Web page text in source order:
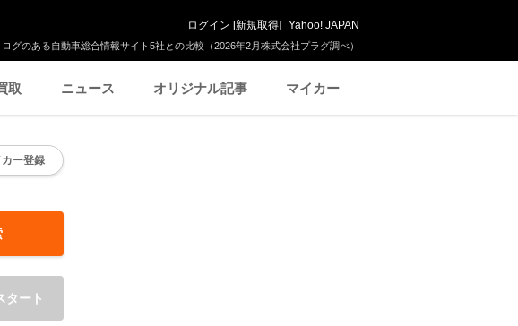
グのある自動車総合情報サイト5社との比較（2026年2月株式会社プラグ調べ）
ログイン [新規取得] Yahoo! JAPAN
取 ニュース オリジナル記事 マイカー
カー登録
タート